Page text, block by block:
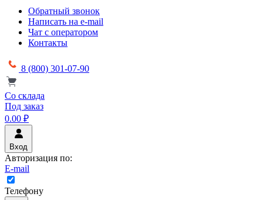
Обратный звонок
Написать на e-mail
Чат с оператором
Контакты
8 (800) 301-07-90
Со склада
Под заказ
0.00 ₽
Вход
Авторизация по:
E-mail
Телефону